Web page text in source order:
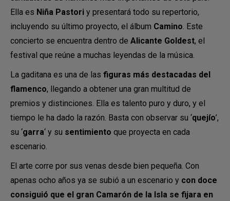
Ella es Niña Pastori y presentará todo su repertorio,
incluyendo su último proyecto, el álbum Camino. Este
concierto se encuentra dentro de Alicante Goldest, el
festival que reúne a muchas leyendas de la música.
La gaditana es una de las figuras más destacadas del
flamenco, llegando a obtener una gran multitud de
premios y distinciones. Ella es talento puro y duro, y el
tiempo le ha dado la razón. Basta con observar su ‘quejío’,
su ‘garra‘ y su sentimiento que proyecta en cada
escenario.
El arte corre por sus venas desde bien pequeña. Con
apenas ocho años ya se subió a un escenario y con doce
consiguió que el gran Camarón de la Isla se fijara en